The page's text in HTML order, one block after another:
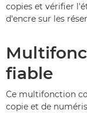
copies et vérifier
d'encre sur les
fiable
Ce multifonction
copie et de